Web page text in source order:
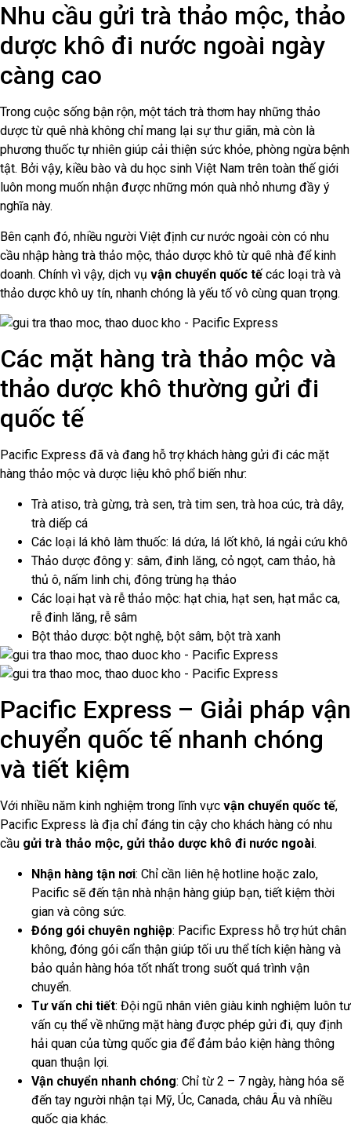
Nhu cầu gửi trà thảo mộc, thảo
dược khô đi nước ngoài ngày
càng cao
Trong cuộc sống bận rộn, một tách trà thơm hay những thảo
dược từ quê nhà không chỉ mang lại sự thư giãn, mà còn là
phương thuốc tự nhiên giúp cải thiện sức khỏe, phòng ngừa bệnh
tật. Bởi vậy, kiều bào và du học sinh Việt Nam trên toàn thế giới
luôn mong muốn nhận được những món quà nhỏ nhưng đầy ý
nghĩa này.
Bên cạnh đó, nhiều người Việt định cư nước ngoài còn có nhu
cầu nhập hàng trà thảo mộc, thảo dược khô từ quê nhà để kinh
doanh. Chính vì vậy, dịch vụ vận chuyển quốc tếcác loại trà và
thảo dược khô uy tín, nhanh chóng là yếu tố vô cùng quan trọng.
Các mặt hàng trà thảo mộc và
thảo dược khô thường gửi đi
quốc tế
Pacific Express đã và đang hỗ trợ khách hàng gửi đi các mặt
hàng thảo mộc và dược liệu khô phổ biến như:
Trà atiso, trà gừng, trà sen, trà tim sen, trà hoa cúc, trà dây,
trà diếp cá
Các loại lá khô làm thuốc: lá dứa, lá lốt khô, lá ngải cứu khô
Thảo dược đông y: sâm, đinh lăng, cỏ ngọt, cam thảo, hà
thủ ô, nấm linh chi, đông trùng hạ thảo
Các loại hạt và rễ thảo mộc: hạt chia, hạt sen, hạt mắc ca,
rễ đinh lăng, rễ sâm
Bột thảo dược: bột nghệ, bột sâm, bột trà xanh
Pacific Express – Giải pháp vận
chuyển quốc tế nhanh chóng
và tiết kiệm
Với nhiều năm kinh nghiệm trong lĩnh vực vận chuyển quốc tế,
Pacific Express là địa chỉ đáng tin cậy cho khách hàng có nhu
cầu gửi trà thảo mộc, gửi thảo dược khô đi nước ngoài.
Nhận hàng tận nơi: Chỉ cần liên hệ hotline hoặc zalo,
Pacific sẽ đến tận nhà nhận hàng giúp bạn, tiết kiệm thời
gian và công sức.
Đóng gói chuyên nghiệp: Pacific Express hỗ trợ hút chân
không, đóng gói cẩn thận giúp tối ưu thể tích kiện hàng và
bảo quản hàng hóa tốt nhất trong suốt quá trình vận
chuyển.
Tư vấn chi tiết: Đội ngũ nhân viên giàu kinh nghiệm luôn tư
vấn cụ thể về những mặt hàng được phép gửi đi, quy định
hải quan của từng quốc gia để đảm bảo kiện hàng thông
quan thuận lợi.
Vận chuyển nhanh chóng: Chỉ từ 2 – 7 ngày, hàng hóa sẽ
đến tay người nhận tại Mỹ, Úc, Canada, châu Âu và nhiều
quốc gia khác.